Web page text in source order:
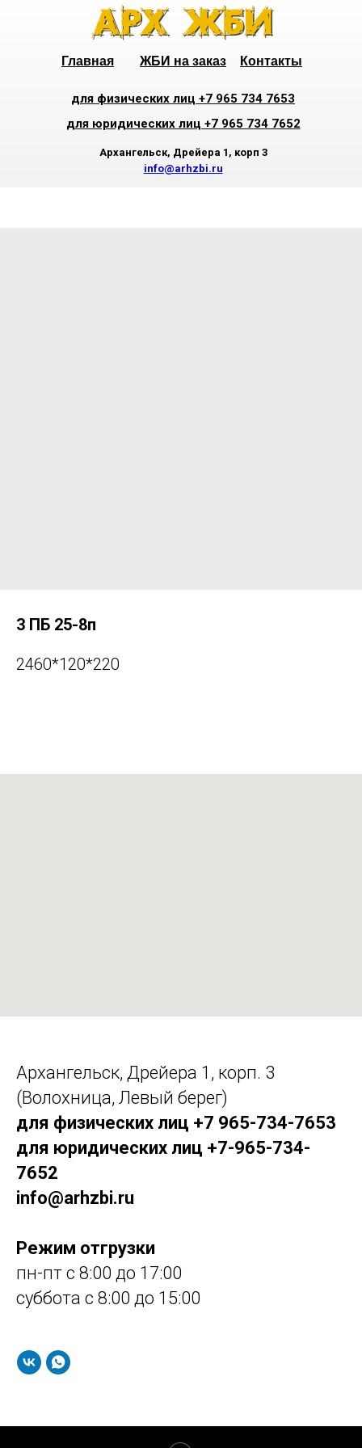
Главная ЖБИ на заказ Контакты
для физических лиц +7 965 734 7653
для юридических лиц +7 965 734 7652
Архангельск, Дрейера 1, корп 3
info@arhzbi.ru
3 ПБ 25-8п
2460*120*220
Архангельск, Дрейера 1, корп. 3
(Волохница, Левый берег)
для физических лиц +7 965-734-7653
для юридических лиц +7-965-734-
7652
info@arhzbi.ru
Режим отгрузки
пн-пт с 8:00 до 17:00
суббота с 8:00 до 15:00